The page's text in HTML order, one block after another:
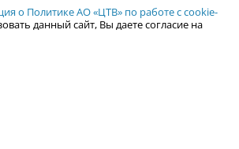
о Политике АО «ЦТВ» по работе с cookie-
данный сайт, Вы даете согласие на